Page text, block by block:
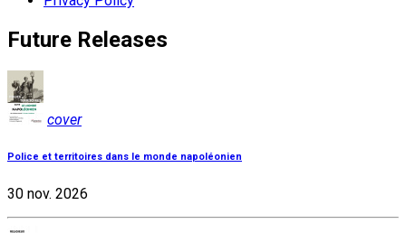
Future Releases
cover
Police et territoires dans le monde napoléonien
30 nov. 2026